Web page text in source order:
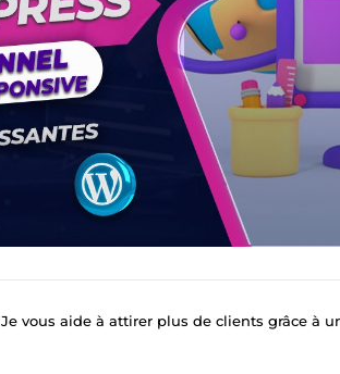
Je vous aide à attirer plus de clients grâce à